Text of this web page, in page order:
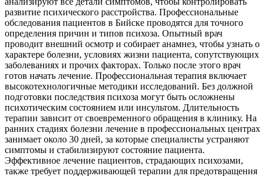
развитие психического расстройства. Профессиональные
обследования пациентов в Бийске проводятся для точного
определения причин и типов психоза. Опытный врач
проводит внешний осмотр и собирает анамнез, чтобы узнать о
характере болезни, условиях жизни пациента, сопутствующих
заболеваниях и прочих факторах. Только после этого врач
готов начать лечение. Профессиональная терапия включает
высокотехнологичные методики исследований. Без должной
подготовки последствия психоза могут быть осложнены
психотическим состоянием или инсультом. Длительность
терапии зависит от своевременного обращения в клинику. На
ранних стадиях болезни лечение в профессиональных центрах
занимает около 30 дней, за которые специалисты устраняют
симптомы и стабилизируют состояние пациента.
Эффективное лечение пациентов, страдающих психозами,
также требует поддерживающей терапии для предотвращения